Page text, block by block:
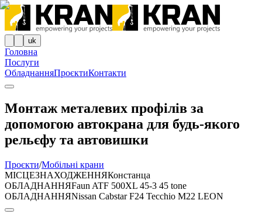
uk
Головна
Послуги
ОбладнанняПроєктиКонтакти
Монтаж металевих профілів за
допомогою автокрана для будь-якого
рельєфу та автовишки
Проєкти/Мобільні крани
МІСЦЕЗНАХОДЖЕННЯКонстанца
ОБЛАДНАННЯFaun ATF 500XL 45-3 45 tone
ОБЛАДНАННЯNissan Cabstar F24 Tecchio M22 LEON